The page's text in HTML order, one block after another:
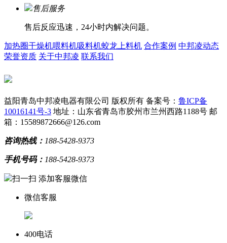
售后服务
售后反应迅速，24小时内解决问题。
加热圈干燥机喂料机吸料机蛟龙上料机 合作案例 中邦凌动态
荣誉资质 关于中邦凌 联系我们
益阳青岛中邦凌电器有限公司 版权所有 备案号： 鲁ICP备
10016141号-3 地址：山东省青岛市胶州市兰州西路1188号 邮
箱：15589872666@126.com
咨询热线： 188-5428-9373
手机号码： 188-5428-9373
扫一扫 添加客服微信
微信客服
400电话